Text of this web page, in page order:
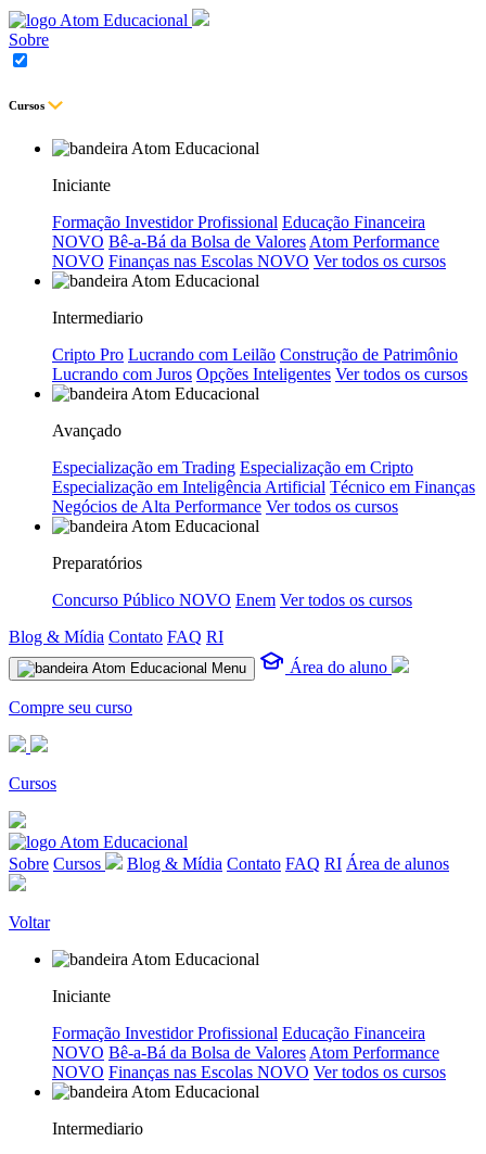
Sobre
Cursos
Iniciante
Formação Investidor Profissional Educação Financeira
NOVO Bê-a-Bá da Bolsa de Valores Atom Performance
NOVO Finanças nas Escolas NOVO Ver todos os cursos
Intermediario
Cripto Pro Lucrando com Leilão Construção de Patrimônio
Lucrando com Juros Opções Inteligentes Ver todos os cursos
Avançado
Especialização em Trading Especialização em Cripto
Especialização em Inteligência Artificial Técnico em Finanças
Negócios de Alta Performance Ver todos os cursos
Preparatórios
Concurso Público NOVO Enem Ver todos os cursos
Blog & Mídia Contato FAQ RI
Menu Área do aluno
Compre seu curso
Cursos
Sobre Cursos Blog & Mídia Contato FAQ RI Área de alunos
Voltar
Iniciante
Formação Investidor Profissional Educação Financeira
NOVO Bê-a-Bá da Bolsa de Valores Atom Performance
NOVO Finanças nas Escolas NOVO Ver todos os cursos
Intermediario